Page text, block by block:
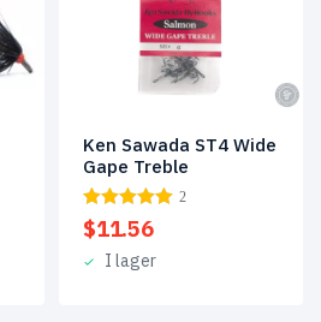
Ken Sawada ST4 Wide
Gape Treble
2
$11.56
I lager